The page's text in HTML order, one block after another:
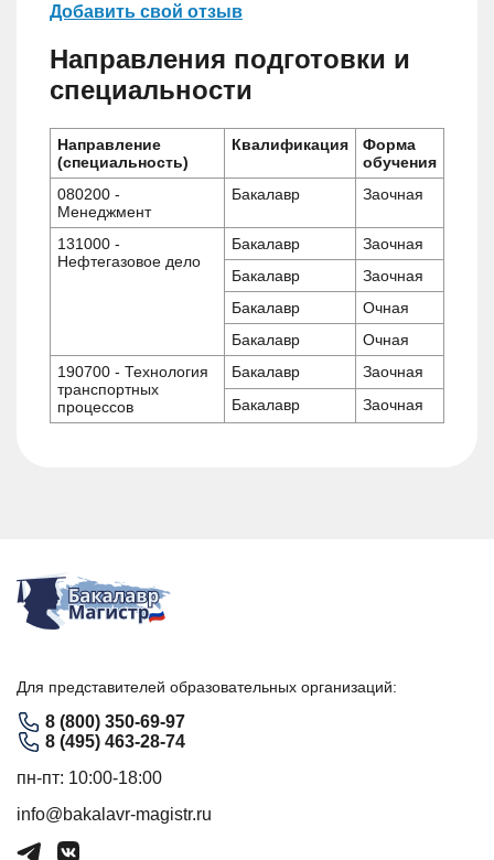
Добавить свой отзыв
Направления подготовки и
специальности
Направление
(специальность)
Квалификация
Форма
обучения
080200 -
Менеджмент
Бакалавр Заочная
131000 -
Нефтегазовое дело
Бакалавр
Заочная
Бакалавр
Заочная
Бакалавр
Очная
Бакалавр
Очная
190700 - Технология
транспортных
процессов
Бакалавр
Заочная
Бакалавр
Заочная
Для представителей образовательных организаций:
8 (800) 350-69-97
8 (495) 463-28-74
пн-пт: 10:00-18:00
info@bakalavr-magistr.ru